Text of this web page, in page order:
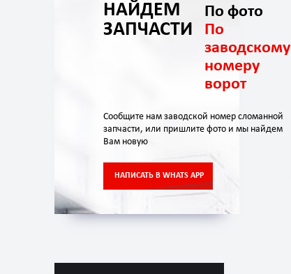
НАЙДЕМ
ЗАПЧАСТИ
По фото
По
заводскому
номеру
ворот
Сообщите нам заводской номер сломанной
запчасти, или пришлите фото и мы найдем
Вам новую
НАПИСАТЬ В WHATS APP